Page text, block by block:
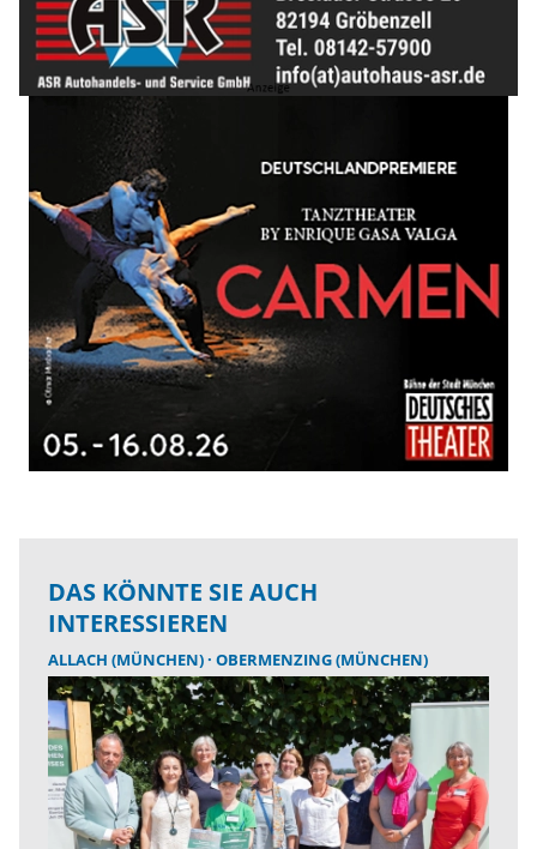
DAS KÖNNTE SIE AUCH
INTERESSIEREN
ALLACH (MÜNCHEN) OBERMENZING (MÜNCHEN)